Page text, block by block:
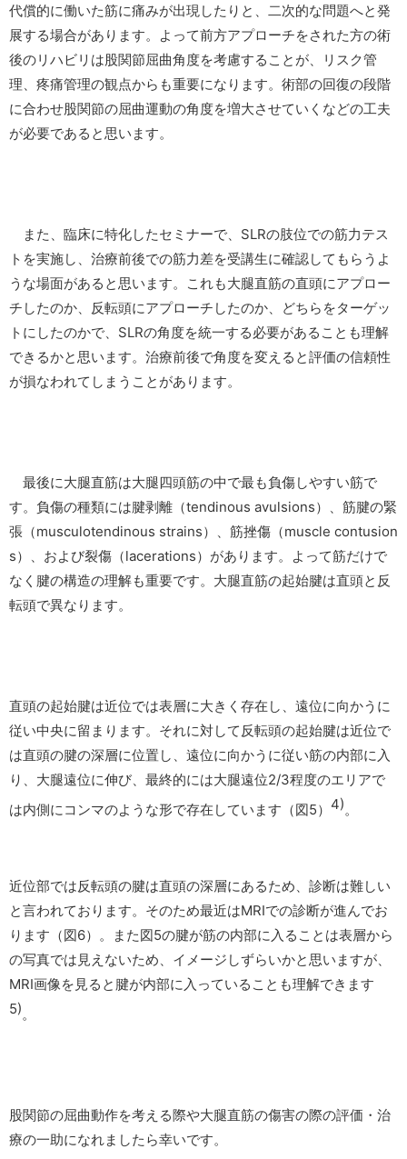
代償的に働いた筋に痛みが出現したりと、二次的な問題へと発
展する場合があります。よって前方アプローチをされた方の術
後のリハビリは股関節屈曲角度を考慮することが、リスク管
理、疼痛管理の観点からも重要になります。術部の回復の段階
に合わせ股関節の屈曲運動の角度を増大させていくなどの工夫
が必要であると思います。
また、臨床に特化したセミナーで、SLRの肢位での筋力テス
トを実施し、治療前後での筋力差を受講生に確認してもらうよ
うな場面があると思います。これも大腿直筋の直頭にアプロー
チしたのか、反転頭にアプローチしたのか、どちらをターゲッ
トにしたのかで、SLRの角度を統一する必要があることも理解
できるかと思います。治療前後で角度を変えると評価の信頼性
が損なわれてしまうことがあります。
最後に大腿直筋は大腿四頭筋の中で最も負傷しやすい筋で
す。負傷の種類には腱剥離（tendinous avulsions）、筋腱の緊
張（musculotendinous strains）、筋挫傷（muscle contusion
s）、および裂傷（lacerations）があります。よって筋だけで
なく腱の構造の理解も重要です。大腿直筋の起始腱は直頭と反
転頭で異なります。
直頭の起始腱は近位では表層に大きく存在し、遠位に向かうに
従い中央に留まります。それに対して反転頭の起始腱は近位で
は直頭の腱の深層に位置し、遠位に向かうに従い筋の内部に入
り、大腿遠位に伸び、最終的には大腿遠位2/3程度のエリアで
は内側にコンマのような形で存在しています（図5） 4)。
近位部では反転頭の腱は直頭の深層にあるため、診断は難しい
と言われております。そのため最近はMRIでの診断が進んでお
ります（図6）。また図5の腱が筋の内部に入ることは表層から
の写真では見えないため、イメージしずらいかと思いますが、
MRI画像を見ると腱が内部に入っていることも理解できます
5)。
股関節の屈曲動作を考える際や大腿直筋の傷害の際の評価・治
療の一助になれましたら幸いです。